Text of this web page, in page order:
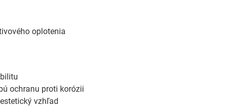
oplotenia
ochranu proti korózii
vzhľad